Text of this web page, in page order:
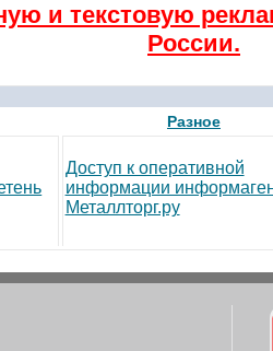
и текстовую
России.
Разное
Доступ к оперативной
информации
Металлторг.ру